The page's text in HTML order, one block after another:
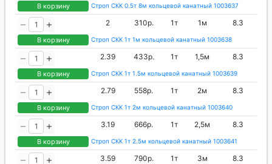
В корзину Строп СКК 0.5т 8м кольцевой канатный 1003637
В корзину
2 310р. 1т 1м 8.3
Строп СКК 1т 1м кольцевой канатный 1003638
В корзину
2.39 433р. 1т 1,5м 8.3
Строп СКК 1т 1.5м кольцевой канатный 1003639
В корзину
2.79 558р. 1т 2м 8.3
Строп СКК 1т 2м кольцевой канатный 1003640
В корзину
3.19 666р. 1т 2,5м 8.3
Строп СКК 1т 2.5м кольцевой канатный 1003641
3.59 790р. 1т 3м 8.3